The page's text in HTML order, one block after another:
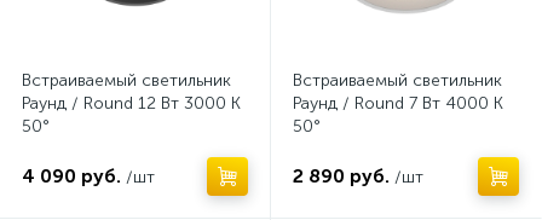
Встраиваемый светильник
Раунд / Round 12 Вт 3000 К
50°
4 090 руб. /шт
Встраиваемый светильник
Раунд / Round 7 Вт 4000 К
50°
2 890 руб. /шт